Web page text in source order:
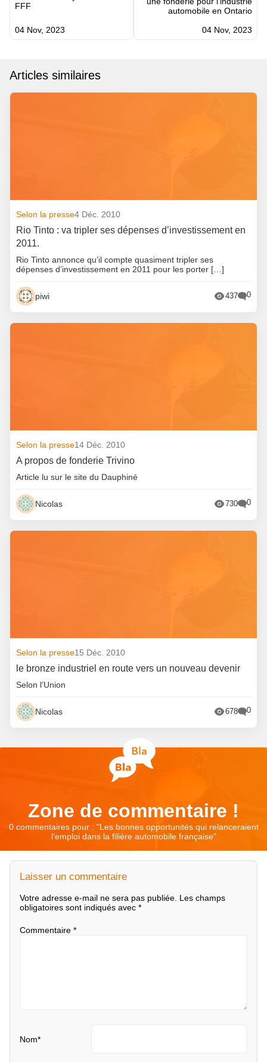
FFF
04 Nov, 2023
automobile en Ontario
04 Nov, 2023
Articles similaires
Selon la presse4 Déc. 2010
Rio Tinto : va tripler ses dépenses d’investissement en
2011.
Rio Tinto annonce qu’il compte quasiment tripler ses
dépenses d’investissement en 2011 pour les porter […]
piwi 437 0
Selon la presse14 Déc. 2010
A propos de fonderie Trivino
Article lu sur le site du Dauphiné
Nicolas 730 0
Selon la presse15 Déc. 2010
le bronze industriel en route vers un nouveau devenir
Selon l’Union
Nicolas 678 0
Zone de commentaire !
0 commentaires pour : "Les bonnes opportunités qui relanceraient
l’emploi dans la filière automobile française"
Laisser un commentaire
Votre adresse e-mail ne sera pas publiée. Les champs
obligatoires sont indiqués avec *
Commentaire *
Nom*